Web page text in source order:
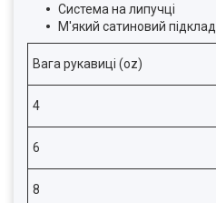
Система на липучці
М'який сатиновий підклад
Вага рукавиці (oz)
4
6
8